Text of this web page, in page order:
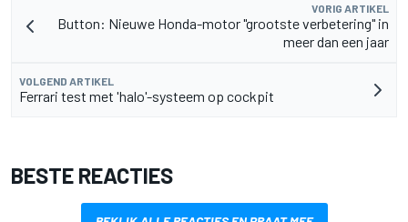
VORIG ARTIKEL
Button: Nieuwe Honda-motor "grootste verbetering" in
meer dan een jaar
VOLGEND ARTIKEL
Ferrari test met 'halo'-systeem op cockpit
BESTE REACTIES